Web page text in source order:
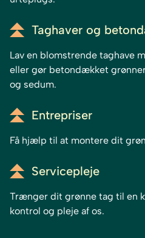
Taghaver og
Lav en blomstrende taghave
eller gør betondækket
og sedum.
Entrepriser
Få hjælp til at montere dit
Servicepleje
Trænger dit grønne tag til en
kontrol og pleje af os.